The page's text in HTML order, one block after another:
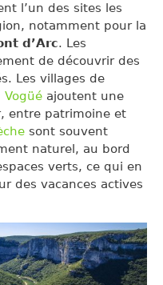
l’un des sites les
notamment pour la
d’Arc. Les
de découvrir des
Les villages de
Vogüé ajoutent une
entre patrimoine et
sont souvent
naturel, au bord
verts, ce qui en
des vacances actives